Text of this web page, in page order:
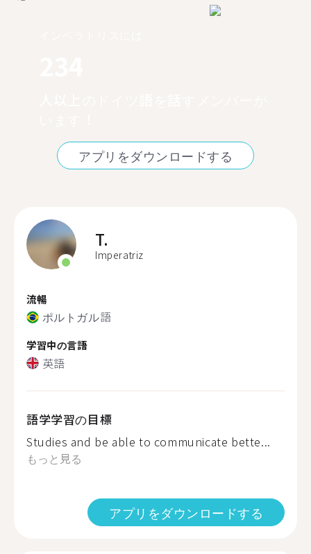
アプリをダウンロードする
T.
Imperatriz
流暢
ポルトガル語
学習中の言語
英語
語学学習の目標
Studies and be able to communicate bette...
もっと見る
アプリをダウンロードする